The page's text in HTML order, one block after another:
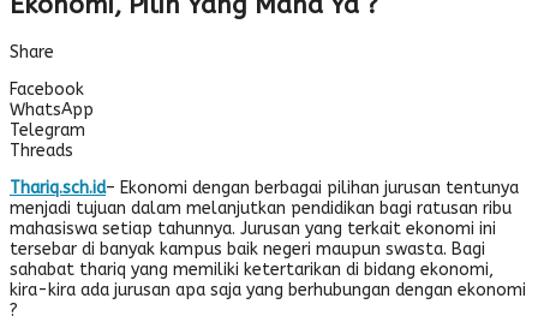
Share
Facebook
WhatsApp
Telegram
Threads
Thariq.sch.id– Ekonomi dengan berbagai pilihan jurusan tentunya
menjadi tujuan dalam melanjutkan pendidikan bagi ratusan ribu
mahasiswa setiap tahunnya. Jurusan yang terkait ekonomi ini
tersebar di banyak kampus baik negeri maupun swasta. Bagi
sahabat thariq yang memiliki ketertarikan di bidang ekonomi,
kira-kira ada jurusan apa saja yang berhubungan dengan ekonomi
?